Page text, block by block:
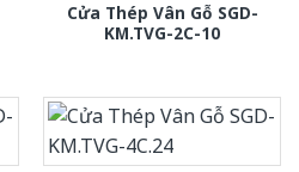
Cửa Thép Vân Gỗ SGD-
KM.TVG-2C-10